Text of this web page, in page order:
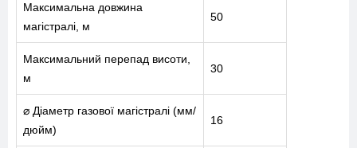
Максимальна довжина
магістралі, м
50
Максимальний перепад висоти,
м
30
⌀ Діаметр газової магістралі (мм/
дюйм)
16